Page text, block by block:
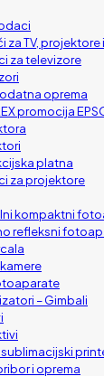
za TV,
za televizore
oprema
promocija
platna
za projektore
kompaktni
refleksni
– Gimbali
i oprema